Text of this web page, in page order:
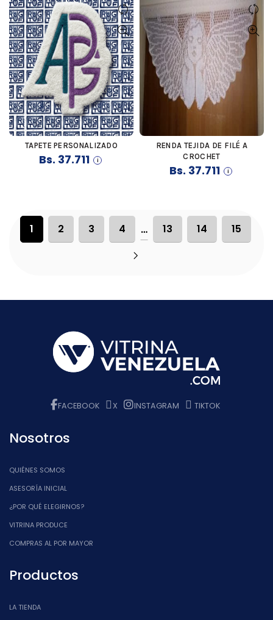
COMPRAR
TAPETE PERSONALIZADO
Bs. 37.711
COMPRAR
RENDA TEJIDA DE FILÉ A
CROCHET
Bs. 37.711
1 2 3 4 … 13 14 15
FACEBOOK X INSTAGRAM TIKTOK
Nosotros
QUIÉNES SOMOS
ASESORÍA INICIAL
¿POR QUÉ ELEGIRNOS?
VITRINA PRODUCE
COMPRAS AL POR MAYOR
Productos
LA TIENDA